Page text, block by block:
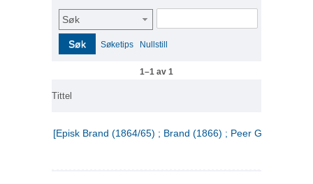
Søk
Søk Søketips Nullstill
1–1 av 1
Tittel
[Episk Brand (1864/65) ; Brand (1866) ; Peer Gynt (1867)]